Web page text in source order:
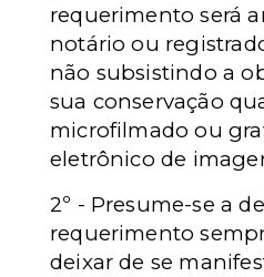
requerimento será
notário ou
não subsistindo a
sua conservação
microfilmado ou
eletrônico de
2º - Presume-se a
requerimento
deixar de se